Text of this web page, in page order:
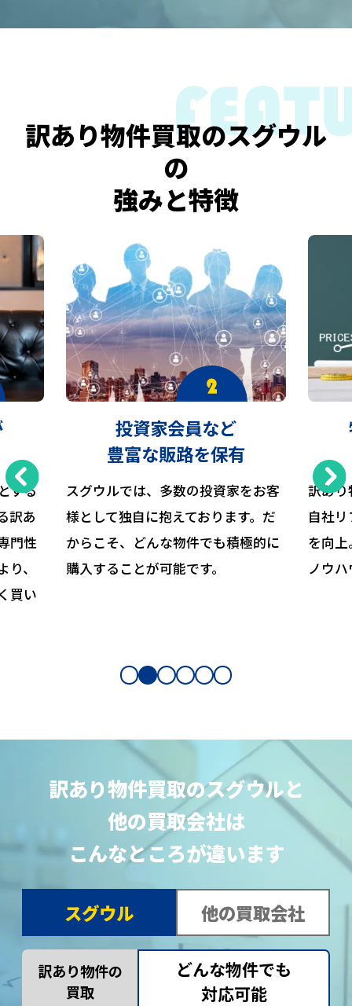
訳あり物件買取のスグウル
の
強みと特徴
する
訳あ
門性
、
買い
投資家会員など
豊富な販路を保有
スグウルでは、多数の投資家をお客
様として独自に抱えております。だ
からこそ、どんな物件でも積極的に
購入することが可能です。
訳あ
自社
を向
ノウ
訳あり物件買取のスグウルと
他の買取会社は
こんなところが違います
スグウル 他の買取会社
訳あり物件の
買取
どんな物件でも
対応可能